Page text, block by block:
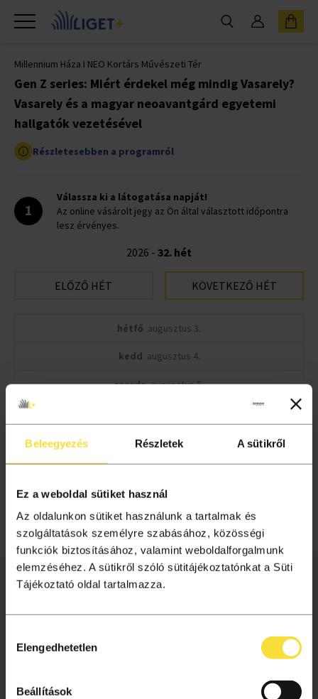
Beleegyezés Részletek A sütikről
Ez a weboldal sütiket használ
Az oldalunkon sütiket használunk a tartalmak és
szolgáltatások személyre szabásához, közösségi
funkciók biztosításához, valamint weboldalforgalmunk
elemzéséhez. A sütikről szóló sütitájékoztatónkat a Süti
Tájékoztató oldal tartalmazza.
kiválasztása
Elengedhetetlen
Beállítások
Millennium Háza I NEO Kortárs Művészeti Tér
Gen Z series: Miért érdekel még mindig Vasarely?
Vasarely és a magyar neoavantgárd egyetemi
hallgatók vezetésével
Részletesebben a programról
1
Válassza ki a látogatása napját!
Az online vásárolt jegy az Ön által választott időpontra
lesz érvényes.
ELŐZŐ HÉT
2026 - 32. hét
KÖVETKEZŐ HÉT
hétfő augusztus 3.
kedd augusztus 4.
szerda augusztus 5.
péntek augusztus 7.
vasárnap augusztus 9.
32 33 34
INFORMÁCIÓ
Liget+ hűségprogram